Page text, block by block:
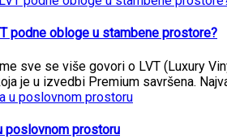
podne obloge u stambene prostore?
sve se više govori o LVT (Luxury
je u izvedbi Premium savršena.
poslovnom prostoru